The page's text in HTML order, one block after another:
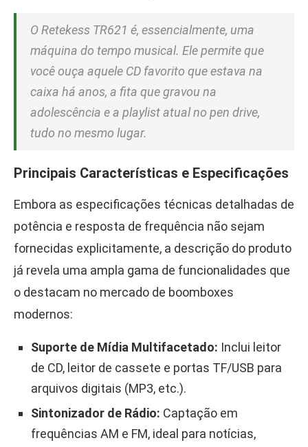
O Retekess TR621 é, essencialmente, uma
máquina do tempo musical. Ele permite que
você ouça aquele CD favorito que estava na
caixa há anos, a fita que gravou na
adolescência e a playlist atual no pen drive,
tudo no mesmo lugar.
Principais Características e Especificações
Embora as especificações técnicas detalhadas de
potência e resposta de frequência não sejam
fornecidas explicitamente, a descrição do produto
já revela uma ampla gama de funcionalidades que
o destacam no mercado de boomboxes
modernos:
Suporte de Mídia Multifacetado: Inclui leitor
de CD, leitor de cassete e portas TF/USB para
arquivos digitais (MP3, etc.).
Sintonizador de Rádio: Captação em
frequências AM e FM, ideal para notícias,